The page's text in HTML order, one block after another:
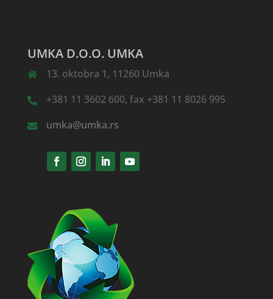
UMKA D.O.O. UMKA
13. oktobra 1, 11260 Umka
+381 11 3602 600, fax +381 11 8026 995
umka@umka.rs